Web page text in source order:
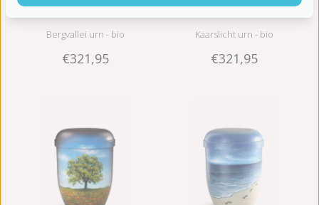
Bergvallei urn - bio
€321,95
Kaarslicht urn - bio
€321,95